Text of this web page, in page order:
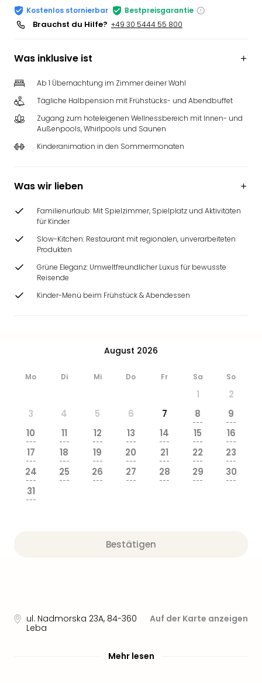
Kostenlos stornierbar Bestpreisgarantie
Brauchst du Hilfe? +49 30 5444 55 800
Was inklusive ist
Ab 1 Übernachtung im Zimmer deiner Wahl
Tägliche Halbpension mit Frühstücks- und Abendbuffet
Zugang zum hoteleigenen Wellnessbereich mit Innen- und
Außenpools, Whirlpools und Saunen
Kinderanimation in den Sommermonaten
Was wir lieben
Familienurlaub: Mit Spielzimmer, Spielplatz und Aktivitäten
für Kinder
Slow-Kitchen: Restaurant mit regionalen, unverarbeiteten
Produkten
Grüne Eleganz: Umweltfreundlicher Luxus für bewusste
Reisende
Kinder-Menü beim Frühstück & Abendessen
August 2026
Mo Di Mi Do Fr Sa So
1
2
3
4 5 6 7 8
---
9
---
10
---
11
---
12
---
13
---
14
---
15
---
16
---
17
---
18
---
19
---
20
---
21
---
22
---
23
---
24
---
25
---
26
---
27
---
28
---
29
---
30
---
31
---
Bestätigen
ul. Nadmorska 23A, 84-360
Leba
Auf der Karte anzeigen
Mehr lesen